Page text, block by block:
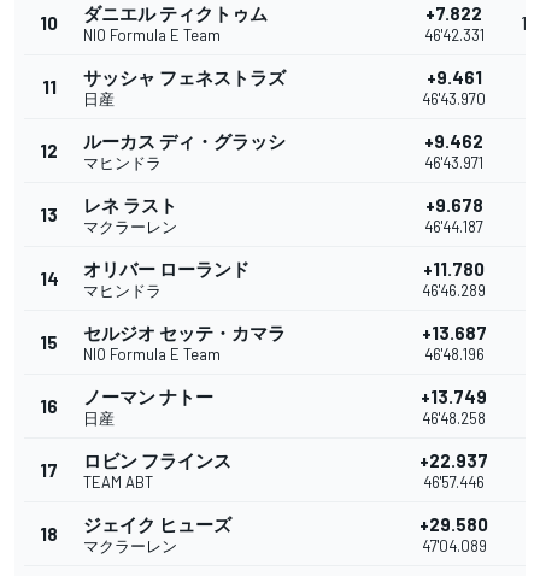
10 ダニエル ティクトゥム
NIO Formula E Team
+7.822
46'42.331
1
11 サッシャ フェネストラズ
日産
+9.461
46'43.970
12 ルーカス ディ・グラッシ
マヒンドラ
+9.462
46'43.971
13 レネ ラスト
マクラーレン
+9.678
46'44.187
14 オリバー ローランド
マヒンドラ
+11.780
46'46.289
15 セルジオ セッテ・カマラ
NIO Formula E Team
+13.687
46'48.196
16 ノーマン ナトー
日産
+13.749
46'48.258
17 ロビン フラインス
TEAM ABT
+22.937
46'57.446
18 ジェイク ヒューズ
マクラーレン
+29.580
47'04.089